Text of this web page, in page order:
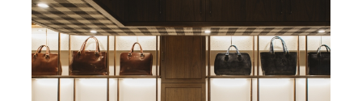
2019年3月 [1]
2018年5月 [1]